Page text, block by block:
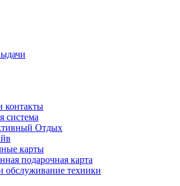
контакты
система
Отдых
карты
подарочная карта
обслуживание техники